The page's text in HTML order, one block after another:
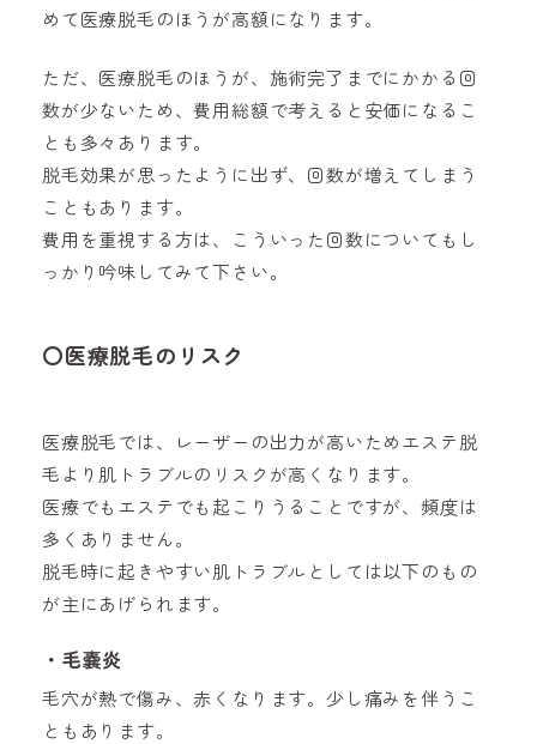
めて医療脱毛のほうが高額になります。
ただ、医療脱毛のほうが、施術完了までにかかる回
数が少ないため、費用総額で考えると安価になるこ
とも多々あります。
脱毛効果が思ったように出ず、回数が増えてしまう
こともあります。
費用を重視する方は、こういった回数についてもし
っかり吟味してみて下さい。
〇医療脱毛のリスク
医療脱毛では、レーザーの出力が高いためエステ脱
毛より肌トラブルのリスクが高くなります。
医療でもエステでも起こりうることですが、頻度は
多くありません。
脱毛時に起きやすい肌トラブルとしては以下のもの
が主にあげられます。
・毛嚢炎
毛穴が熱で傷み、赤くなります。少し痛みを伴うこ
ともあります。